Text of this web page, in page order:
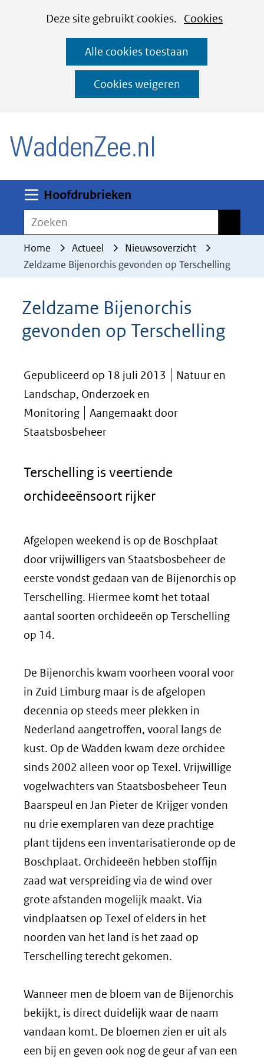
CookiesDeze site gebruikt cookies. Cookies
deze
worden
toegestaan
geweigerd.
Alle cookies toestaan
Cookies weigeren
Ga
naar
de
inhoud
Hoofdrubrieken
Zoeken
Home Actueel
Nieuwsoverzicht
Zeldzame Bijenorchis gevonden op Terschelling
Zeldzame Bijenorchis
gevonden op Terschelling
Gepubliceerd op 18 juli 2013
Natuur en
Landschap, Onderzoek en
Monitoring
Aangemaakt door
Staatsbosbeheer
Terschelling is veertiende
orchideeënsoort rijker
Afgelopen weekend is op de Boschplaat
door vrijwilligers van Staatsbosbeheer de
eerste vondst gedaan van de Bijenorchis op
Terschelling. Hiermee komt het totaal
aantal soorten orchideeën op Terschelling
op 14.
De Bijenorchis kwam voorheen vooral voor
in Zuid Limburg maar is de afgelopen
decennia op steeds meer plekken in
Nederland aangetroffen, vooral langs de
kust. Op de Wadden kwam deze orchidee
sinds 2002 alleen voor op Texel. Vrijwillige
vogelwachters van Staatsbosbeheer Teun
Baarspeul en Jan Pieter de Krijger vonden
nu drie exemplaren van deze prachtige
plant tijdens een inventarisatieronde op de
Boschplaat. Orchideeën hebben stoffijn
zaad wat verspreiding via de wind over
grote afstanden mogelijk maakt. Via
vindplaatsen op Texel of elders in het
noorden van het land is het zaad op
Terschelling terecht gekomen.
Wanneer men de bloem van de Bijenorchis
bekijkt, is direct duidelijk waar de naam
vandaan komt. De bloemen zien er uit als
een bij en geven ook nog de geur af van een